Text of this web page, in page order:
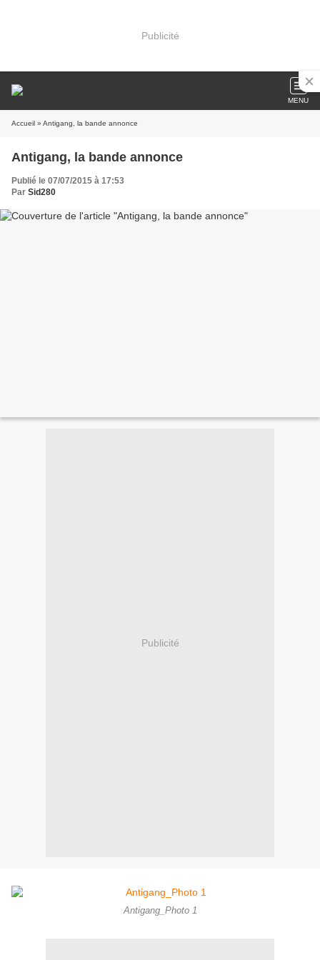
Publicité
MENU
Accueil » Antigang, la bande annonce
Antigang, la bande annonce
Publié le 07/07/2015 à 17:53
Par Sid280
Publicité
Antigang_Photo 1